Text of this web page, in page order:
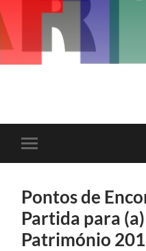
Toggle
mobile
Pontos de
Partida para
Património